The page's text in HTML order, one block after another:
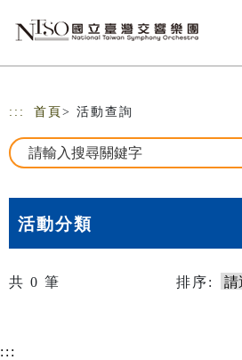
::: 首頁 > 活動查詢
活動分類
共 0 筆 排序:
:::